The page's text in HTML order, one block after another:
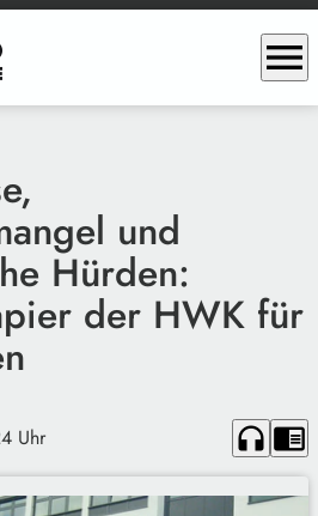
menu
und
Hürden:
der HWK für
Uhr headphones chrome_reader_mode